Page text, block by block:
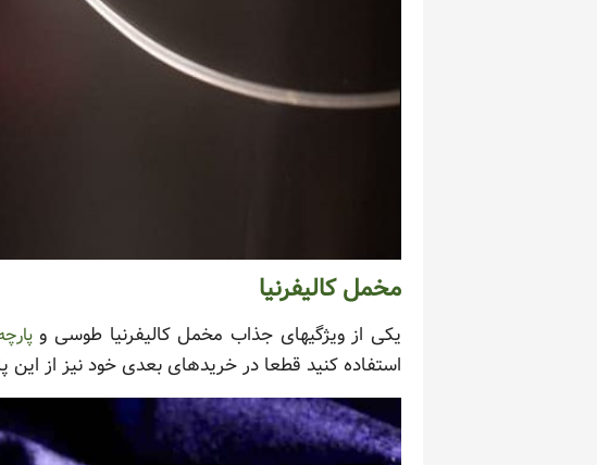
مخمل کالیفرنیا
یکی از ویژگیهای جذاب مخمل کالیفرنیا طوسی و
استفاده کنید قطعا در خریدهای بعدی خود نیز از این